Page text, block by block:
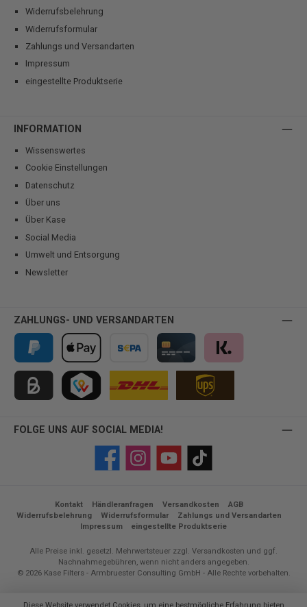
Widerrufsbelehrung
Widerrufsformular
Zahlungs und Versandarten
Impressum
eingestellte Produktserie
INFORMATION
Wissenswertes
Cookie Einstellungen
Datenschutz
Über uns
Über Kase
Social Media
Umwelt und Entsorgung
Newsletter
ZAHLUNGS- UND VERSANDARTEN
PayPal Apple Pay Vorkasse Kreditkarte Klarna
FOLGE UNS AUF SOCIAL MEDIA!
FacebookInstagramYouTube TikTok
Kontakt Händleranfragen Versandkosten
AGB
Widerrufsbelehrung
Widerrufsformular
Zahlungs und Versandarten
Impressum
eingestellte Produktserie
Alle Preise inkl. gesetzl. Mehrwertsteuer zzgl. Versandkosten und ggf.
Nachnahmegebühren, wenn nicht anders angegeben.
© 2026 Kase Filters - Armbruester Consulting GmbH - Alle Rechte vorbehalten.
Diese Website verwendet Cookies, um eine bestmögliche Erfahrung bieten